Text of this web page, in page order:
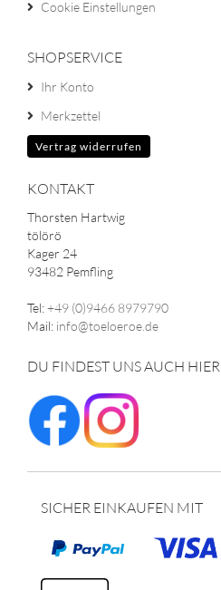
Cookie Einstellungen
SHOPSERVICE
Ihr Konto
Merkzettel
Vertrag widerrufen
KONTAKT
Thorsten Hartwig
tölörö
Kager 24
93482 Pemfling
Tel:+49 (0)9466 8979790
Mail: info@toeloeroe.de
DU FINDEST UNS AUCH HIER
SICHER EINKAUFEN MIT